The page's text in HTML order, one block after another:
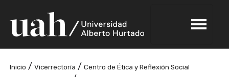
Inicio /Vicerrectoría /Centro de Ética y Reflexión Social